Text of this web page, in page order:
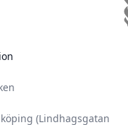
(Lindhagsgatan